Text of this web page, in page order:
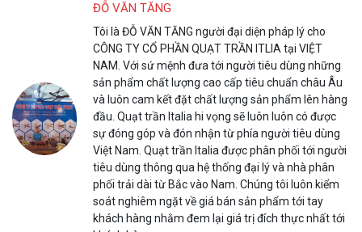
ĐỖ VĂN TĂNG
Tôi là ĐỖ VĂN TĂNG người đại diện pháp lý cho
CÔNG TY CỔ PHẦN QUẠT TRẦN ITLIA tại VIỆT
NAM. Với sứ mệnh đưa tới người tiêu dùng những
sản phẩm chất lượng cao cấp tiêu chuẩn châu Âu
và luôn cam kết đặt chất lượng sản phẩm lên hàng
đầu. Quạt trần Italia hi vọng sẽ luôn luôn có được
sự đóng góp và đón nhận từ phía người tiêu dùng
Việt Nam. Quạt trần Italia được phân phối tới người
tiêu dùng thông qua hệ thống đại lý và nhà phân
phối trải dài từ Bắc vào Nam. Chúng tôi luôn kiểm
soát nghiêm ngặt về giá bán sản phẩm tới tay
khách hàng nhằm đem lại giá trị đích thực nhất tới